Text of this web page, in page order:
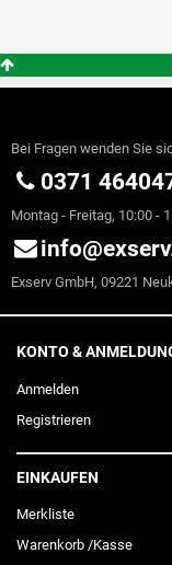
Bei Fragen wenden Sie
0371
Montag - Freitag, 10:00 -
Exserv GmbH, 09221
KONTO &
Anmelden
Registrieren
EINKAUFEN
Merkliste
Warenkorb /Kasse